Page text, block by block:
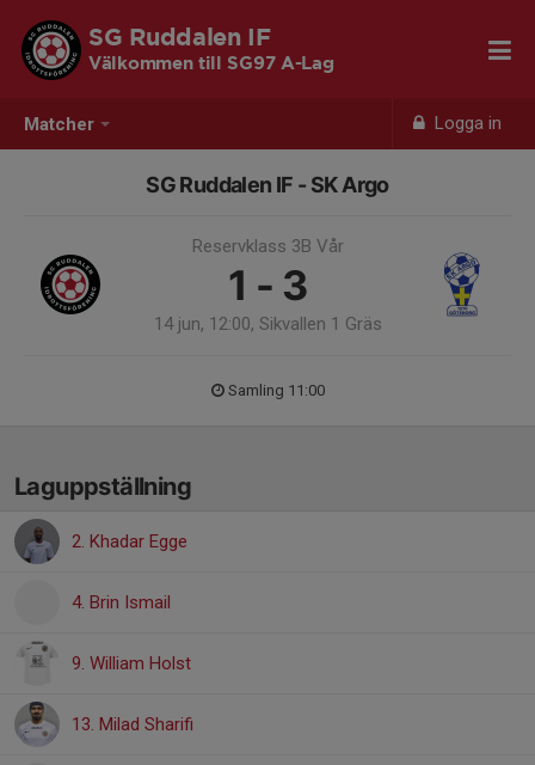
Matcher Logga in
SG Ruddalen IF
Välkommen till SG97 A-Lag
SG Ruddalen IF - SK Argo
Reservklass 3B Vår
1 - 3
14 jun, 12:00, Sikvallen 1 Gräs
Samling 11:00
Laguppställning
2. Khadar Egge
4. Brin Ismail
9. William Holst
13. Milad Sharifi